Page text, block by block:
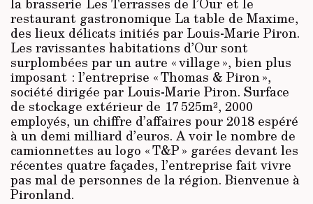
restaurant gastronomique La table de Maxime,
des lieux délicats initiés par Louis-Marie Piron.
Les ravissantes habitations d’Our sont
surplombées par un autre « village », bien plus
imposant : l’entreprise « Thomas & Piron »,
société dirigée par Louis-Marie Piron. Surface
de stockage extérieur de 17 525m², 2000
employés, un chiffre d’affaires pour 2018 espéré
à un demi milliard d’euros. A voir le nombre de
camionnettes au logo « T&P » garées devant les
récentes quatre façades, l’entreprise fait vivre
pas mal de personnes de la région. Bienvenue à
Pironland.